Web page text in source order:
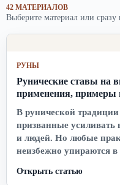
520,00 ₽.
42 МАТЕРИАЛОВ
Выберите материал или сразу
РУНЫ
Рунические ставы на
применения, примеры
В рунической
призванные усиливать
и людей. Но любые
неизбежно упираются в
Открыть статью